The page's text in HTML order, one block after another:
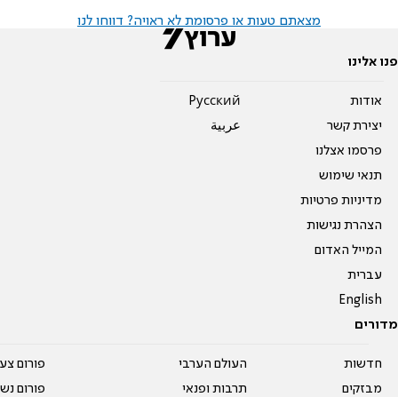
מצאתם טעות או פרסומת לא ראויה? דווחו לנו
פנו אלינו
אודות
יצירת קשר
פרסמו אצלנו
תנאי שימוש
מדיניות פרטיות
הצהרת נגישות
המייל האדום
עברית
English
Pусский
عربية
מדורים
חדשות
מבזקים
העולם הערבי
תרבות ופנאי
פורום
פורום